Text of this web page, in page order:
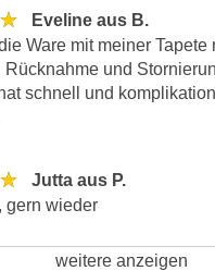
Eveline aus B.
Ware mit meiner Tapete
Rücknahme und
schnell und
Jutta aus P.
gern wieder
weitere anzeigen